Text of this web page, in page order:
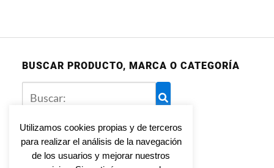
BUSCAR PRODUCTO, MARCA O CATEGORÍA
Aviso legal
Utilizamos cookies propias y de terceros
para realizar el análisis de la navegación
de los usuarios y mejorar nuestros